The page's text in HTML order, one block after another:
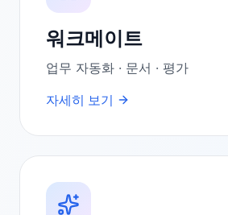
워크메이트
업무 자동화 · 문서 · 평가
자세히 보기